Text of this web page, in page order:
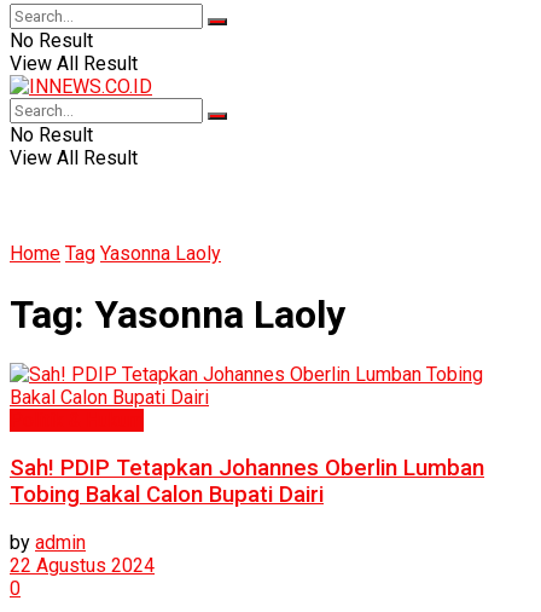
No Result
View All Result
No Result
View All Result
Home Tag Yasonna Laoly
Tag: Yasonna Laoly
Sah! PDIP Tetapkan Johannes Oberlin Lumban
Tobing Bakal Calon Bupati Dairi
by admin
22 Agustus 2024
0